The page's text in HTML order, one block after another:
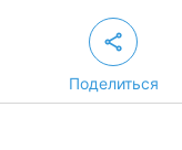
Поделиться